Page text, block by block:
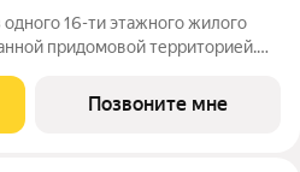
16-ти этажного жилого
придомовой территорией.
районе, где есть все
Позвоните мне